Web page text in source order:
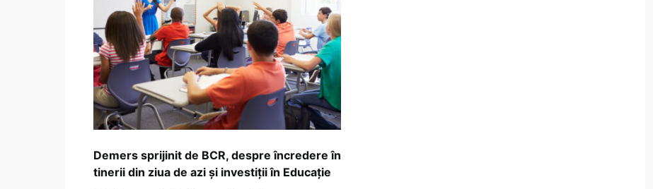
Demers sprijinit de BCR, despre încredere în
tinerii din ziua de azi și investiții în Educație